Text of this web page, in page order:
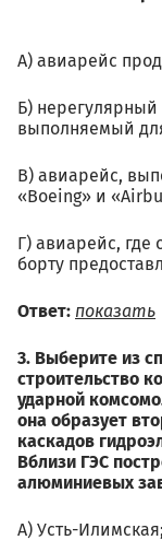
А) авиарейс
Б) нерегулярный
выполняемый
В) авиарейс,
«Boeing» и
Г) авиарейс,
борту
Ответ: показать
3. Выберите из
строительство
ударной
она образует
каскадов
Вблизи ГЭС
алюминиевых
А) Усть-